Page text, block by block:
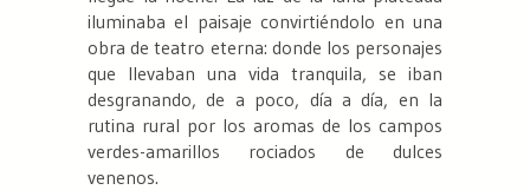
iluminaba el paisaje convirtiéndolo en una
obra de teatro eterna: donde los personajes
que llevaban una vida tranquila, se iban
desgranando, de a poco, día a día, en la
rutina rural por los aromas de los campos
verdes-amarillos rociados de dulces
venenos.